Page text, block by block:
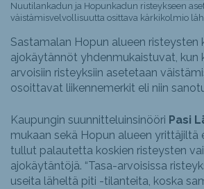
Nuutilankadun ja Hopunkadun risteykseen
väistämisvelvollisuutta osittava kärkikolmio
Sastamalan Hopun alueen risteysten
ajokäytännöt yhdenmukaistuvat, kun
arvoisiin risteyksiin asetetaan
osoittavat liikennemerkit eli niin
Kaupungin suunnitteluinsinööri Pasi
mukaan sekä Hopun alueen yrittäjiltä
tullut palautetta koskien risteysten
ajokäytäntöjä. “Tasa-arvoisissa
useita läheltä piti -tilanteita, koska